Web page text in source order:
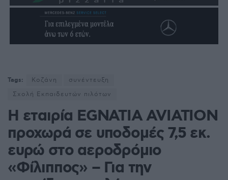
Tags: Κοζάνη
συνέντευξη
Σχολή Εκπαιδευτών πιλότων
Η εταιρία EGNATIA AVIATION
προχωρά σε υποδομές 7,5 εκ.
ευρώ στο αεροδρόμιο
«Φίλιππος» – Για την